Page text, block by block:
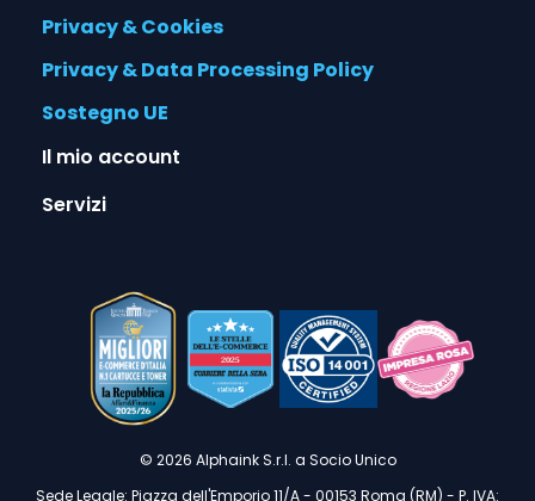
Privacy & Cookies
Privacy & Data Processing Policy
Sostegno UE
Il mio account
Servizi
© 2026 Alphaink S.r.l. a Socio Unico
Sede Legale: Piazza dell'Emporio 11/A - 00153 Roma (RM) - P. IVA: